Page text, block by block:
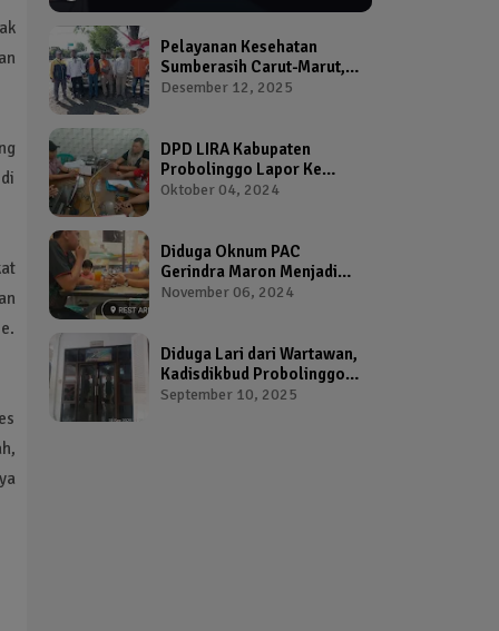
Pelayanan Kesehatan
Sumberasih Carut-Marut,
Kepala Puskesmas dan
Desember 12, 2025
DPD LIRA Kabupaten
Probolinggo Lapor Ke
Bawaslu Terkait Dugaan
Bupati Probolinggo
Oktober 04, 2024
Diduga Oknum PAC
Gerindra Maron Menjadi
Broker Proposal Dana
November 06, 2024
Diduga Lari dari Wartawan,
Kadisdikbud Probolinggo
Bikin Geram Ketua IWP
September 10, 2025